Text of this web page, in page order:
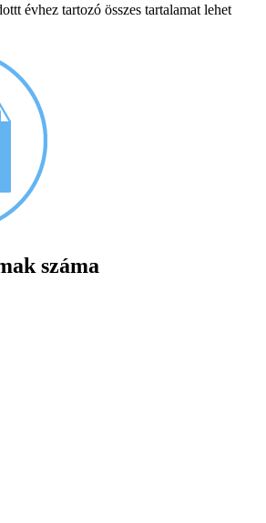
évhez tartozó összes tartalamat lehet
száma